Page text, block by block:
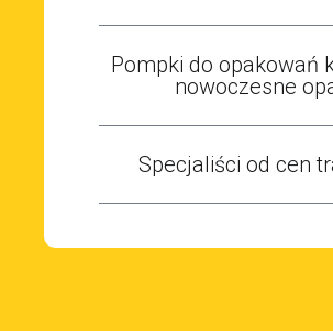
Pompki do opakowań
nowoczesne
Specjaliści od cen